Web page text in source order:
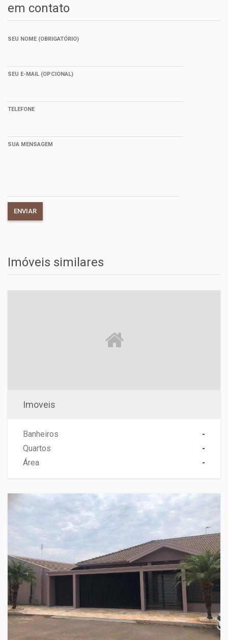
em contato
SEU NOME (OBRIGATÓRIO)
SEU E-MAIL (OPCIONAL)
TELEFONE
SUA MENSAGEM
Imóveis similares
Imoveis
Banheiros
-
Quartos
-
Área
-